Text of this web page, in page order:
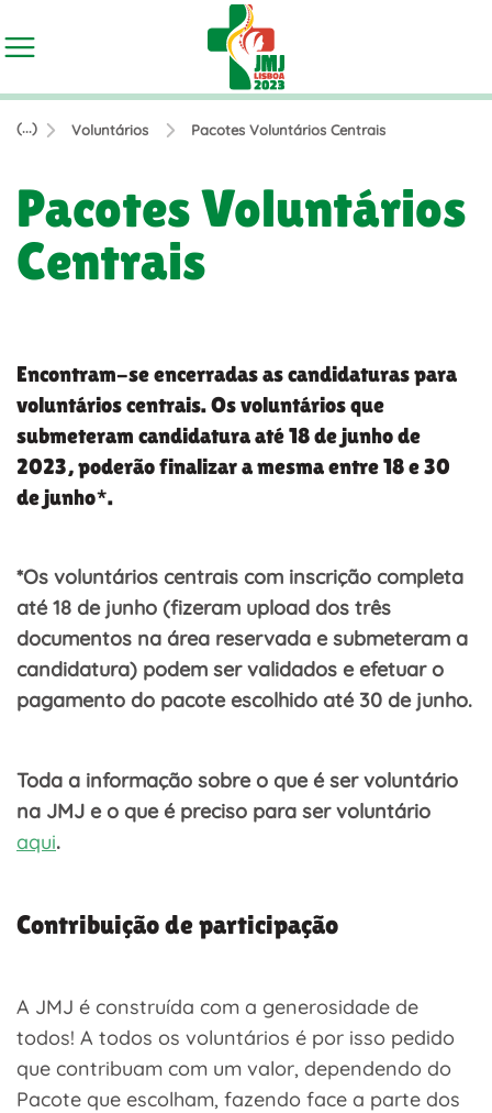
(...) Voluntários Pacotes Voluntários Centrais
Pacotes Voluntários
Centrais
Encontram-se encerradas as candidaturas para
voluntários centrais. Os voluntários que
submeteram candidatura até 18 de junho de
2023, poderão finalizar a mesma entre 18 e 30
de junho*.
*Os voluntários centrais com inscrição completa
até 18 de junho (fizeram upload dos três
documentos na área reservada e submeteram a
candidatura) podem ser validados e efetuar o
pagamento do pacote escolhido até 30 de junho.
Toda a informação sobre o que é ser voluntário
na JMJ e o que é preciso para ser voluntário
aqui.
Contribuição de participação
A JMJ é construída com a generosidade de
todos! A todos os voluntários é por isso pedido
que contribuam com um valor, dependendo do
Pacote que escolham, fazendo face a parte dos